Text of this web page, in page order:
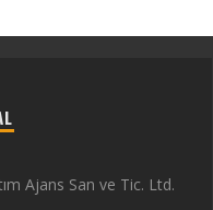
Ajans San ve Tic. Ltd.